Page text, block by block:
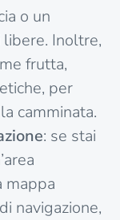
o un
Inoltre,
frutta,
per
camminata.
: se stai
mappa
navigazione,